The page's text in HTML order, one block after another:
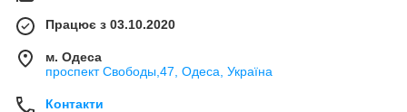
Працює з 03.10.2020
м. Одеса
проспект Свободы,47, Одеса, Україна
Контакти